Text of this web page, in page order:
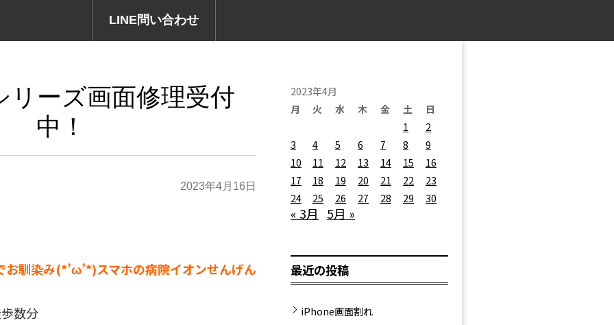
LINE問い合わせ
リーズ画面修理受付
中！
2023年4月16日
馴染み(*’ω’*)スマホの病院イオンせんげん
数分
2023年4月
月
火 水 木 金 土
日
1
2
3
4 5 6 7 8
9
10
11 12 13 14 15
16
17
18 19 20 21 22
23
24
25 26 27 28 29 30
« 3月 5月 »
最近の投稿
iPhone画面割れ